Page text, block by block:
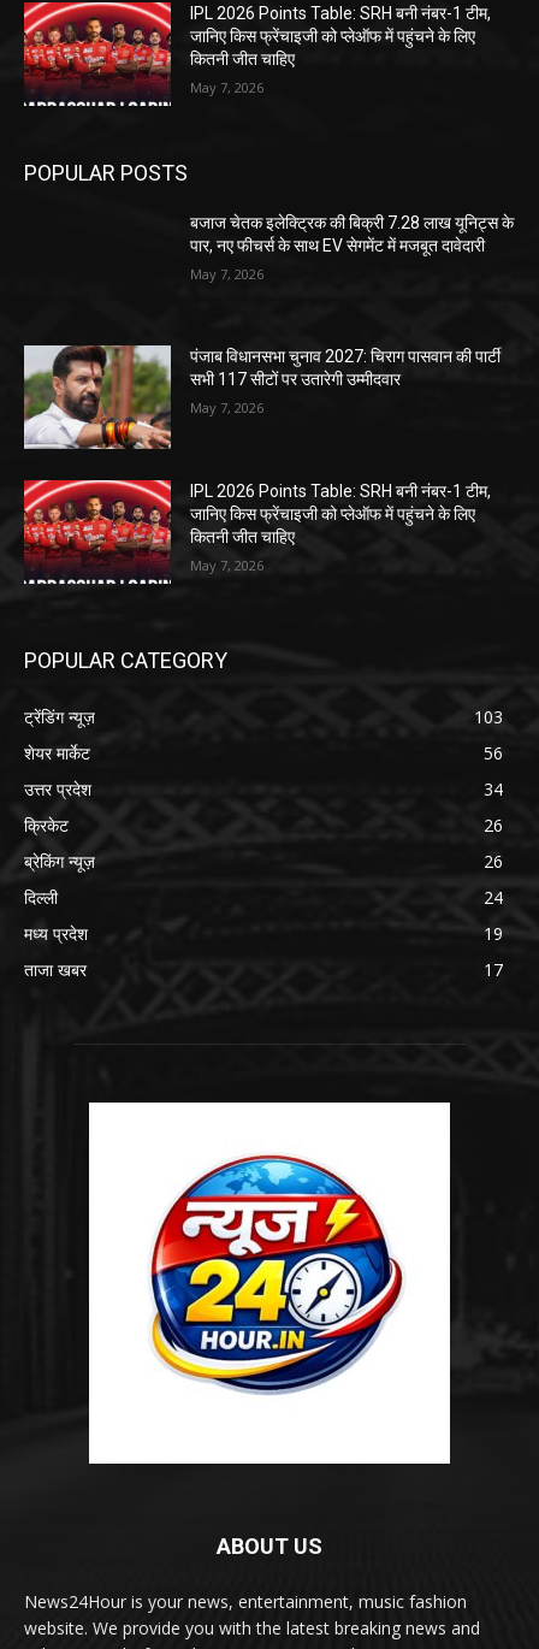
IPL 2026 Points Table: SRH बनी नंबर-1 टीम,
जानिए किस फ्रेंचाइजी को प्लेऑफ में पहुंचने के लिए
कितनी जीत चाहिए
May 7, 2026
POPULAR POSTS
बजाज चेतक इलेक्ट्रिक की बिक्री 7.28 लाख यूनिट्स के
पार, नए फीचर्स के साथ EV सेगमेंट में मजबूत दावेदारी
May 7, 2026
पंजाब विधानसभा चुनाव 2027: चिराग पासवान की पार्टी
सभी 117 सीटों पर उतारेगी उम्मीदवार
May 7, 2026
IPL 2026 Points Table: SRH बनी नंबर-1 टीम,
जानिए किस फ्रेंचाइजी को प्लेऑफ में पहुंचने के लिए
कितनी जीत चाहिए
May 7, 2026
POPULAR CATEGORY
ट्रेंडिंग न्यूज़
103
शेयर मार्केट
56
उत्तर प्रदेश
34
क्रिकेट
26
ब्रेकिंग न्यूज़
26
दिल्ली
24
मध्य प्रदेश
19
ताजा खबर
17
ABOUT US
News24Hour is your news, entertainment, music fashion
website. We provide you with the latest breaking news and